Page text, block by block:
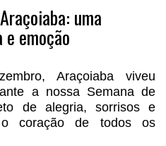
uma
emoção
Araçoiaba viveu
a nossa Semana de
de alegria, sorrisos e
coração de todos os